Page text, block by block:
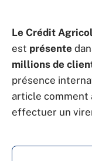
Le Crédit
est présente
millions de
présence
article comment
effectuer un